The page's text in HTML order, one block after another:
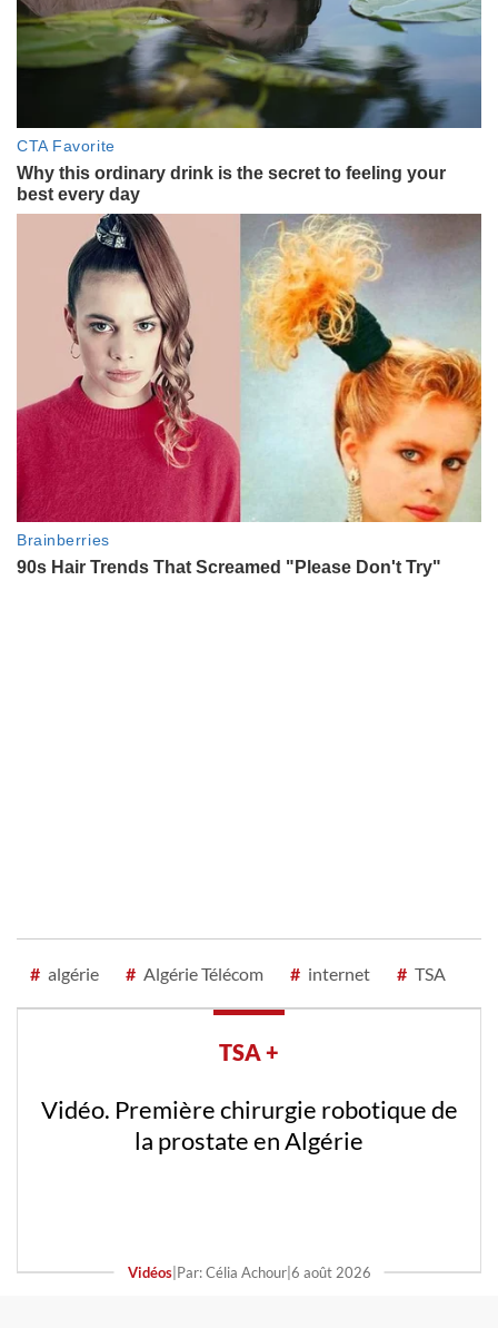
# algérie # Algérie Télécom # internet # TSA
TSA +
Vidéo. Première chirurgie robotique de
la prostate en Algérie
Vidéos| Par: Célia Achour| 6 août 2026